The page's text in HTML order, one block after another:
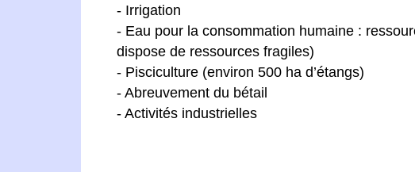
- Irrigation
- Eau pour la consommation humaine :
dispose de ressources fragiles)
- Pisciculture (environ 500 ha d’étangs)
- Abreuvement du bétail
- Activités industrielles